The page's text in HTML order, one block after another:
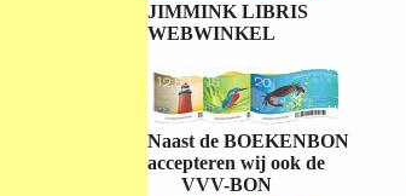
JIMMINK LIBRIS
WEBWINKEL
Naast de BOEKENBON
accepteren wij ook de
VVV-BON